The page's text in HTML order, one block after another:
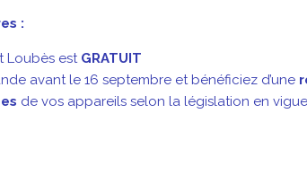
:
Loubès est GRATUIT
avant le 16 septembre et bénéficiez d’une
de vos appareils selon la législation en